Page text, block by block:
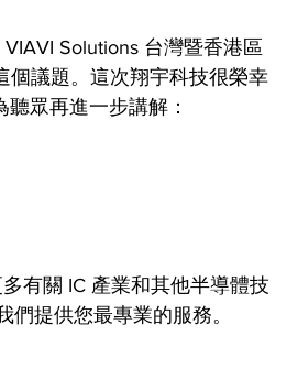
Solutions 台灣暨香港區
個議題。這次翔宇科技很榮幸
眾再進一步講解：
有關 IC 產業和其他半導體技
們提供您最專業的服務。